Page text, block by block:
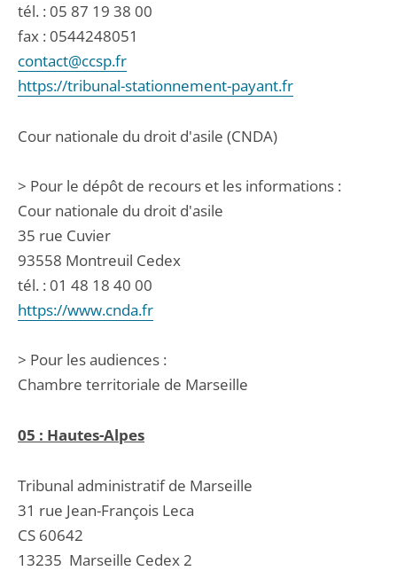
tél. : 05 87 19 38 00
fax : 0544248051
contact@ccsp.fr
https://tribunal-stationnement-payant.fr
Cour nationale du droit d'asile (CNDA)
> Pour le dépôt de recours et les informations :
Cour nationale du droit d'asile
35 rue Cuvier
93558 Montreuil Cedex
tél. : 01 48 18 40 00
https://www.cnda.fr
> Pour les audiences :
Chambre territoriale de Marseille
05 : Hautes-Alpes
Tribunal administratif de Marseille
31 rue Jean-François Leca
CS 60642
13235 Marseille Cedex 2